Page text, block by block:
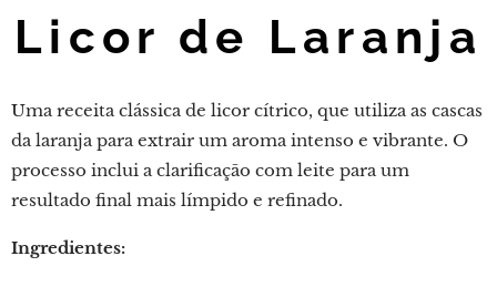
Licor de Laranja
Uma receita clássica de licor cítrico, que utiliza as cascas
da laranja para extrair um aroma intenso e vibrante. O
processo inclui a clarificação com leite para um
resultado final mais límpido e refinado.
Ingredientes: